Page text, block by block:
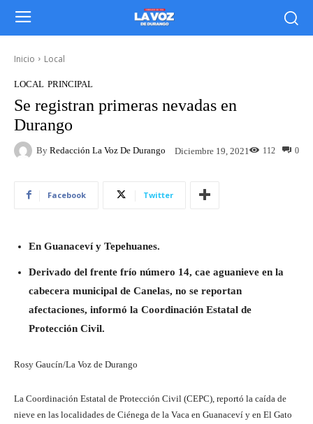
Inicio Local
LOCAL PRINCIPAL
Se registran primeras nevadas en
Durango
By Redacción La Voz De Durango Diciembre 19, 2021 0
112
Facebook Twitter
En Guanaceví y Tepehuanes.
Derivado del frente frío número 14, cae aguanieve en la
cabecera municipal de Canelas, no se reportan
afectaciones, informó la Coordinación Estatal de
Protección Civil.
Rosy Gaucín/La Voz de Durango
La Coordinación Estatal de Protección Civil (CEPC), reportó la caída de
nieve en las localidades de Ciénega de la Vaca en Guanaceví y en El Gato